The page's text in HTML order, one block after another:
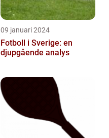
09 januari 2024
Fotboll i Sverige: en
djupgående analys